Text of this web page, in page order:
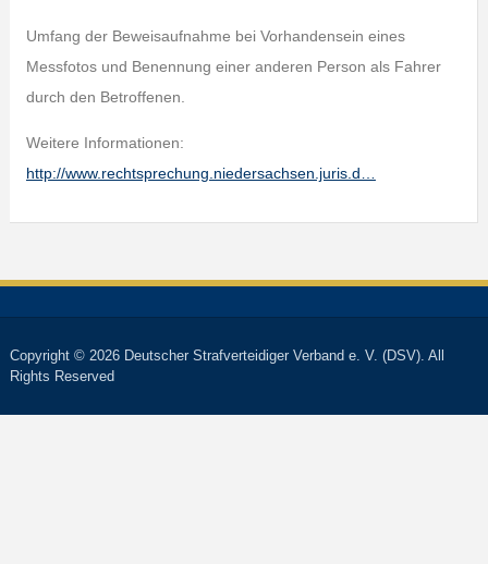
Umfang der Beweisaufnahme bei Vorhandensein eines
Messfotos und Benennung einer anderen Person als Fahrer
durch den Betroffenen.
Weitere Informationen:
http://www.rechtsprechung.niedersachsen.juris.d…
Copyright © 2026 Deutscher Strafverteidiger Verband e. V. (DSV). All
Rights Reserved